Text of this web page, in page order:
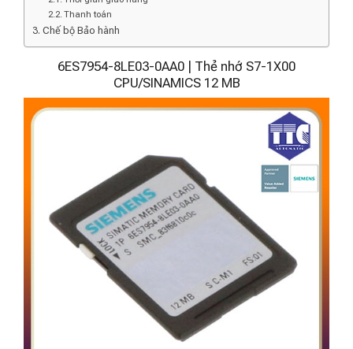
Thanh toán
Chế bộ Bảo hành
6ES7954-8LE03-0AA0 | Thẻ nhớ S7-1X00
CPU/SINAMICS 12 MB